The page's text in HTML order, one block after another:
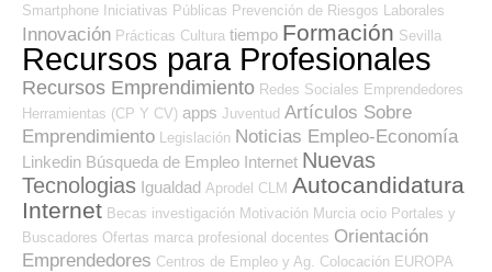
Smartphone Iniciativas Públicas Prevención de Riesgos Laborales
Innovación Prácticas Cultura tiempo Formación Sevilla
Recursos para Profesionales
Recursos Emprendimiento Redes Sociales Emprendedores
Herramientas (CP Y CV) apps Juventud Artículos Sobre
Emprendimiento Legislación Noticias Empleo-Economía
Linkedin Búsqueda de Empleo Internet Nuevas
Tecnologias Igualdad Aprodel CLM Autocandidatura
Internet Becas investigación Motivación Murcia ocio Portales y
Buscadores Ofertas marca profesional docentes Orientación
Emprendedores Centros de Empleo y Ag. Colocación EUROPA